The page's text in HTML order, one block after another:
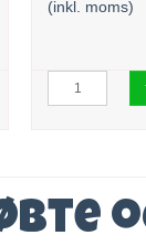
(inkl. moms)